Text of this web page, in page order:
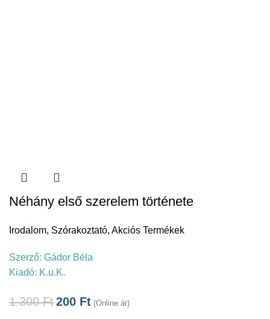
Néhány első szerelem története
Irodalom, Szórakoztató, Akciós Termékek
Szerző: Gádor Béla
Kiadó: K.u.K.
1.300Ft200 Ft (Online ár)